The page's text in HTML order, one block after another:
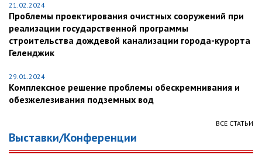
21.02.2024
Проблемы проектирования очистных сооружений при
реализации государственной программы
строительства дождевой канализации города-курорта
Геленджик
29.01.2024
Комплексное решение проблемы обескремнивания и
обезжелезивания подземных вод
ВСЕ СТАТЬИ
Выставки/Конференции